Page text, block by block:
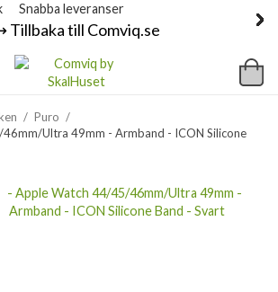
Snabba leveranser
Tillbaka till Comviq.se
/ Puro /
Ultra 49mm - Armband - ICON Silicone